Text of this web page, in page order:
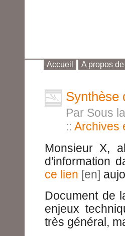
Accueil A propos
Synthèse
Par Sous
:: Archives
Monsieur X,
d'information
ce lien
Document de
enjeux
très général,